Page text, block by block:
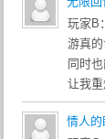
玩家B
游真
同时
让我
情人的